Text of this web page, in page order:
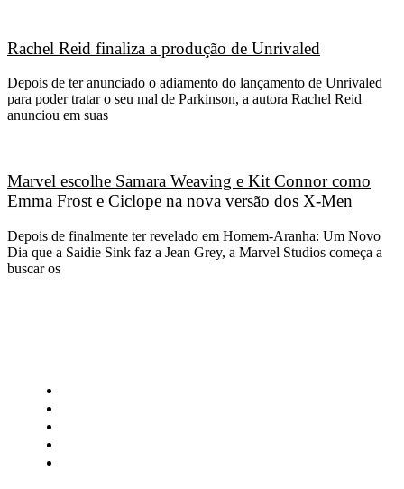
Rachel Reid finaliza a produção de Unrivaled
Depois de ter anunciado o adiamento do lançamento de Unrivaled
para poder tratar o seu mal de Parkinson, a autora Rachel Reid
anunciou em suas
Marvel escolhe Samara Weaving e Kit Connor como
Emma Frost e Ciclope na nova versão dos X-Men
Depois de finalmente ter revelado em Homem-Aranha: Um Novo
Dia que a Saidie Sink faz a Jean Grey, a Marvel Studios começa a
buscar os